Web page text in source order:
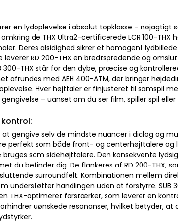
en lydoplevelse i absolut topklasse – nøjagtigt
de THX Ultra2-certificerede LCR 100-THX
Deres alsidighed sikrer et homogent
RD 200-THX en bredtspredende og
300-THX står for den dybe, præcise og
afrundes med AEH 400-ATM, der bringer
Hver højttaler er finjusteret til samspil
– uanset om du ser film, spiller spil
at gengive selv de mindste nuancer i dialog og
perfekt som både front- og centerhøjttalere og
som sidehøjttalere. Den konsekvente
du befinder dig. De flankeres af RD 200-THX,
surroundfelt. Kombinationen mellem
understøtter handlingen uden at forstyrre. SUB
THX-optimeret forstærker, som leverer en
uønskede resonanser, hvilket betyder,